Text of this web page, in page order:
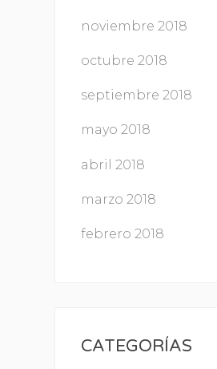
noviembre 2018
octubre 2018
septiembre 2018
mayo 2018
abril 2018
marzo 2018
febrero 2018
CATEGORÍAS